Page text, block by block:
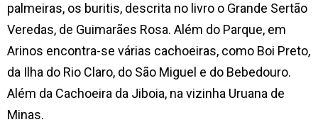
palmeiras, os buritis, descrita no livro o Grande Sertão
Veredas, de Guimarães Rosa. Além do Parque, em
Arinos encontra-se várias cachoeiras, como Boi Preto,
da Ilha do Rio Claro, do São Miguel e do Bebedouro.
Além da Cachoeira da Jiboia, na vizinha Uruana de
Minas.